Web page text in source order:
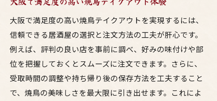
大阪で満足度の高い焼鳥テイクアウトを実現するには、
信頼できる居酒屋の選択と注文方法の工夫が肝心です。
例えば、評判の良い店を事前に調べ、好みの味付けや部
位を把握しておくとスムーズに注文できます。さらに、
受取時間の調整や持ち帰り後の保存方法を工夫すること
で、焼鳥の美味しさを最大限に引き出せます。これによ